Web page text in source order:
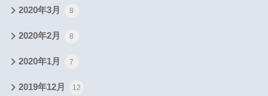
2020年3月 8
2020年2月 8
2020年1月 7
2019年12月 12